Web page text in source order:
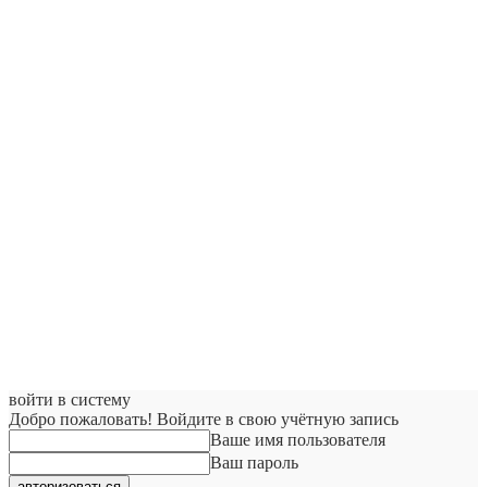
войти в систему
Добро пожаловать! Войдите в свою учётную запись
Ваше имя пользователя
Ваш пароль